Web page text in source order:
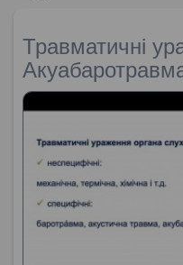
Травматичні